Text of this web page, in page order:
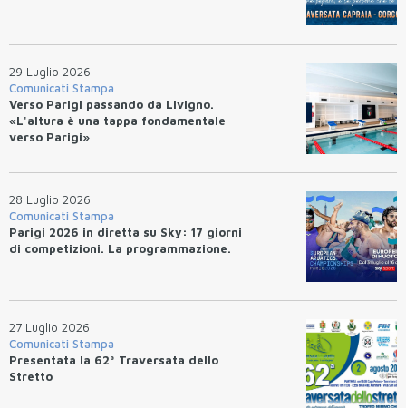
29 Luglio 2026
Comunicati Stampa
Verso Parigi passando da Livigno.
«L'altura è una tappa fondamentale
verso Parigi»
28 Luglio 2026
Comunicati Stampa
Parigi 2026 in diretta su Sky: 17 giorni
di competizioni. La programmazione.
27 Luglio 2026
Comunicati Stampa
Presentata la 62ª Traversata dello
Stretto